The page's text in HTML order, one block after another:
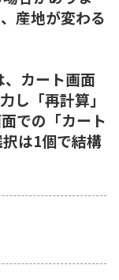
産地が変わる
カート画面
し「再計算」
での「カート
は1個で結構